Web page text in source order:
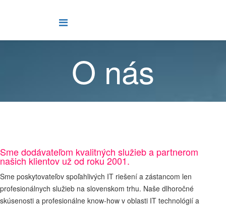
O nás
Sme dodávateľom kvalitných služieb a partnerom
našich klientov už od roku 2001.
Sme poskytovateľov spoľahlivých IT riešení a zástancom len
profesionálnych služieb na slovenskom trhu. Naše dlhoročné
skúsenosti a profesionálne know-how v oblasti IT technológií a